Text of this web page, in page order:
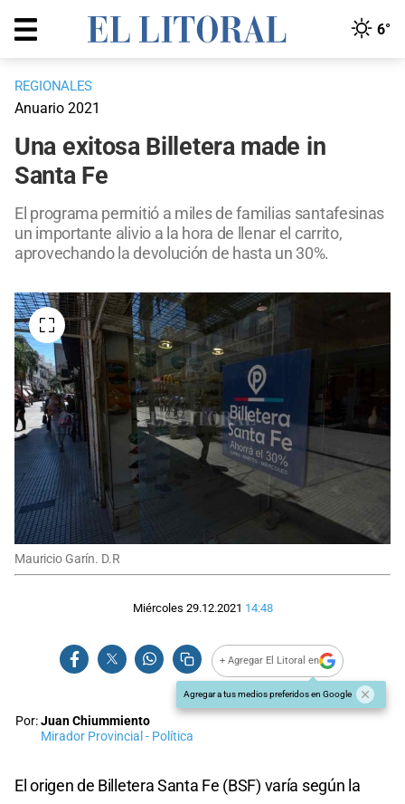
6°
REGIONALES
Anuario 2021
Una exitosa Billetera made in
Santa Fe
El programa permitió a miles de familias santafesinas
un importante alivio a la hora de llenar el carrito,
aprovechando la devolución de hasta un 30%.
Mauricio Garín. D.R
Miércoles 29.12.2021 14:48
+ Agregar El Litoral en
Agregar a tus medios preferidos en Google
Por:Juan Chiummiento
Mirador Provincial - Política
El origen de Billetera Santa Fe (BSF) varía según la